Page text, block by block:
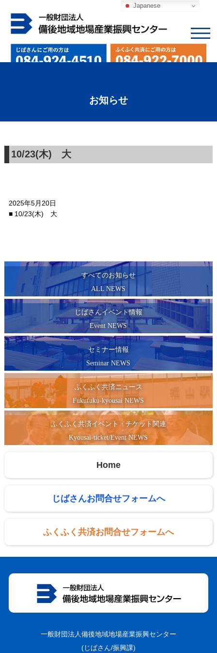
お知らせ
10/23(木) 大
2025年5月20日
■ 10/23(木) 大
すべてのお知らせ
ALL NEWS
じばさんイベント情報
Event NEWS
セミナー情報
Seminar NEWS
ふくふく共済ニュース
Fukufuku-kyousai NEWS
ふくふく共済イベント・チケット関連
Kyousai-ticket/Event NEWS
Home
じばさんお問合せフォームへ
ふくふく共済お問合せフォームへ
一般財団法人備後地域地場産業振興センター
(じばさん/振興課)
Japanese